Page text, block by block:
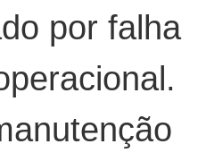
por falha